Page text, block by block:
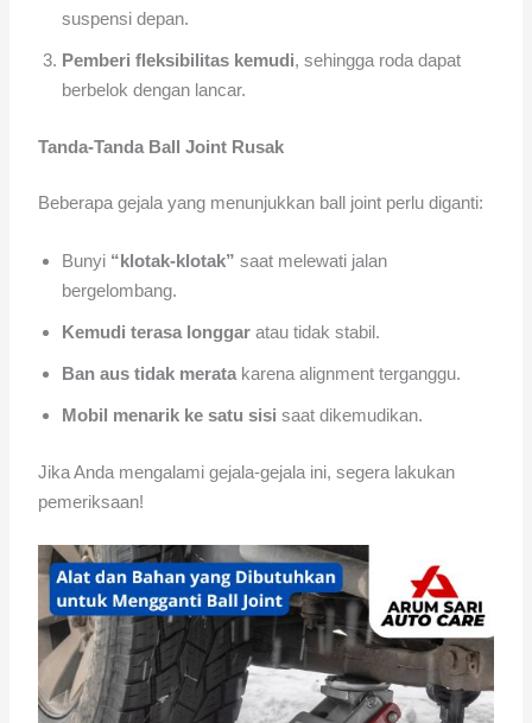
suspensi depan.
Pemberi fleksibilitas kemudi, sehingga roda dapat
berbelok dengan lancar.
Tanda-Tanda Ball Joint Rusak
Beberapa gejala yang menunjukkan ball joint perlu diganti:
Bunyi “klotak-klotak” saat melewati jalan
bergelombang.
Kemudi terasa longgar atau tidak stabil.
Ban aus tidak merata karena alignment terganggu.
Mobil menarik ke satu sisi saat dikemudikan.
Jika Anda mengalami gejala-gejala ini, segera lakukan
pemeriksaan!